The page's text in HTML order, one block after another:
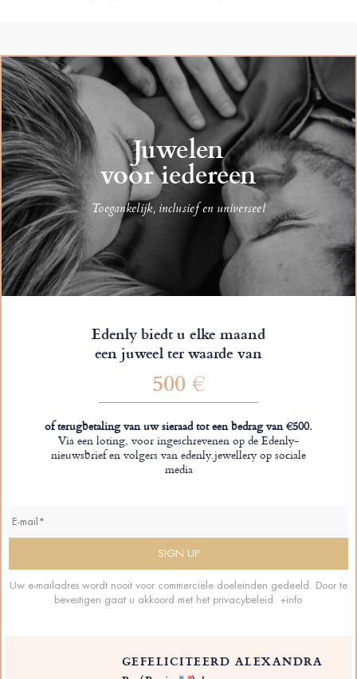
Juwelen
voor iedereen
Toegankelijk, inclusief en universeel
Edenly biedt u elke maand
een juweel ter waarde van
500 €
of terugbetaling van uw sieraad tot een bedrag van €500.
Via een loting, voor ingeschrevenen op de Edenly-
nieuwsbrief en volgers van edenly.jewellery op sociale
media
Uw e-mailadres wordt nooit voor commerciële doeleinden gedeeld. Door te
bevestigen gaat u akkoord met het privacybeleid. +info
GEFELICITEERD ALEXANDRA